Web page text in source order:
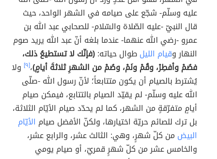
عليه وسلّم- شجّع على صيامه في الشهر الواحد، حيث
قال النبيّ -عليه الصّلاة والسّلام- للصحابي عبد الله بن
عمرو -رضي الله عنهما- عندما بلغه أنّ عبد الله يريد صوم
النهار وقيام الليلطوال حياته:(فإنّك لا تستطيعُ ذلك،
فصُمْ وأفطِرْ، وقُمْ ونَمْ، وصُمْ من الشهرِ ثلاثةَ أيامٍ)،[٩] ولا
يُشترط بالصيام أن يكون متتابعاً؛ لأنّ رسول الله -صلّى
الله عليه وسلّم- لم يقيّد الصيام بالتتابع، فيمكن صيام
أيامٍ متفرّقةٍ من الشهر، كما لم يحدّد صيام الأيّام الثلاثة،
بل ترك للصائم حريّة اختيارها، ولكنّ الأفضل صيام الأيّام
البيض من كلّ شهرٍ، وهي: الثالث عشر، والرابع عشر،
والخامس عشر من كلّ شهرٍ قمريّ، أو صيام يومي